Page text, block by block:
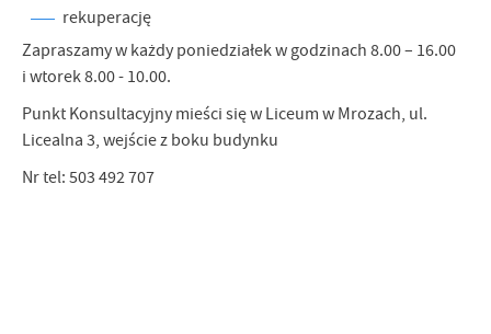
rekuperację
Zapraszamy w każdy poniedziałek w godzinach 8.00 – 16.00
i wtorek 8.00 - 10.00.
Punkt Konsultacyjny mieści się w Liceum w Mrozach, ul.
Licealna 3, wejście z boku budynku
Nr tel: 503 492 707